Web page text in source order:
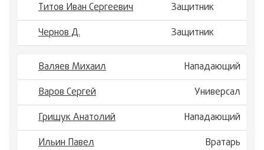
Титов Иван Сергеевич
Защитник
Чернов Д.
Защитник
Валяев Михаил
Нападающий
Варов Сергей
Универсал
Грищук Анатолий
Нападающий
Ильин Павел
Вратарь